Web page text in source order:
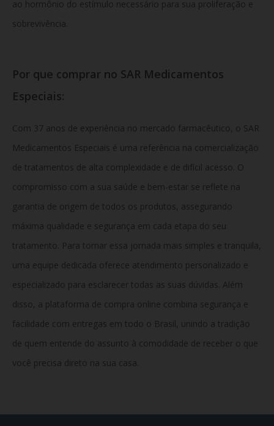
ao hormônio do estímulo necessário para sua proliferação e
sobrevivência.
Por que comprar no SAR Medicamentos
Especiais:
Com 37 anos de experiência no mercado farmacêutico, o SAR
Medicamentos Especiais é uma referência na comercialização
de tratamentos de alta complexidade e de difícil acesso. O
compromisso com a sua saúde e bem-estar se reflete na
garantia de origem de todos os produtos, assegurando
máxima qualidade e segurança em cada etapa do seu
tratamento. Para tornar essa jornada mais simples e tranquila,
uma equipe dedicada oferece atendimento personalizado e
especializado para esclarecer todas as suas dúvidas. Além
disso, a plataforma de compra online combina segurança e
facilidade com entregas em todo o Brasil, unindo a tradição
de quem entende do assunto à comodidade de receber o que
você precisa direto na sua casa.